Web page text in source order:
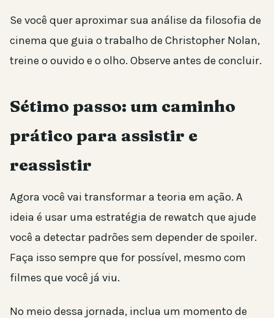
Se você quer aproximar sua análise da filosofia de
cinema que guia o trabalho de Christopher Nolan,
treine o ouvido e o olho. Observe antes de concluir.
Sétimo passo: um caminho
prático para assistir e
reassistir
Agora você vai transformar a teoria em ação. A
ideia é usar uma estratégia de rewatch que ajude
você a detectar padrões sem depender de spoiler.
Faça isso sempre que for possível, mesmo com
filmes que você já viu.
No meio dessa jornada, inclua um momento de